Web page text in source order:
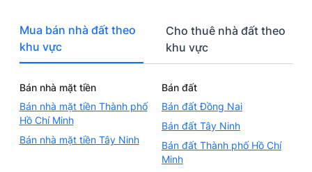
Mua bán nhà đất theo
khu vực
Cho thuê nhà đất theo
khu vực
Bán nhà mặt tiền
Bán nhà mặt tiền Thành phố
Hồ Chí Minh
Bán nhà mặt tiền Tây Ninh
Bán đất
Bán đất Đồng Nai
Bán đất Tây Ninh
Bán đất Thành phố Hồ Chí
Minh